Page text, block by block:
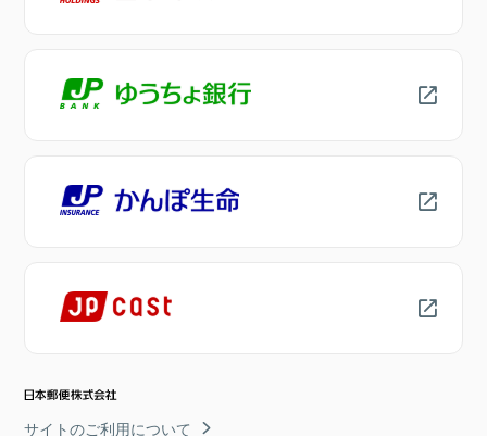
サイトのご利用について